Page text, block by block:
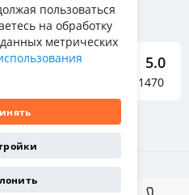
5.0
Отзывы о нас 1470
2011-2026
пользоваться
на обработку
метрических